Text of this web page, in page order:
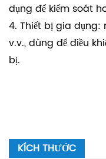
dụng để kiểm soát
4. Thiết bị gia dụng:
v.v., dùng để điều
bị.
KÍCH THƯỚC